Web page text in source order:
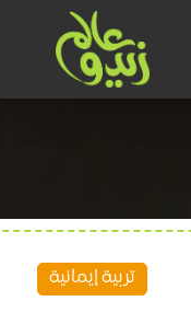
تربية إيمانية